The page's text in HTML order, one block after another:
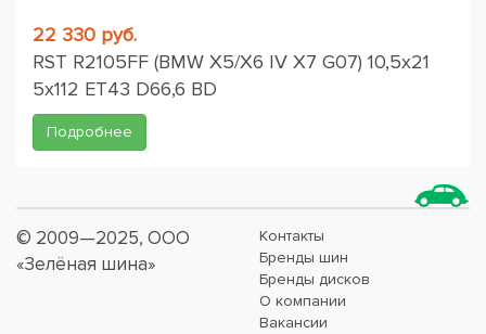
22 330 руб.
RST R2105FF (BMW X5/X6 IV X7 G07) 10,5x21
5x112 ET43 D66,6 BD
Подробнее
© 2009—2025, ООО
«Зелёная шина»
Контакты
Бренды шин
Бренды дисков
О компании
Вакансии